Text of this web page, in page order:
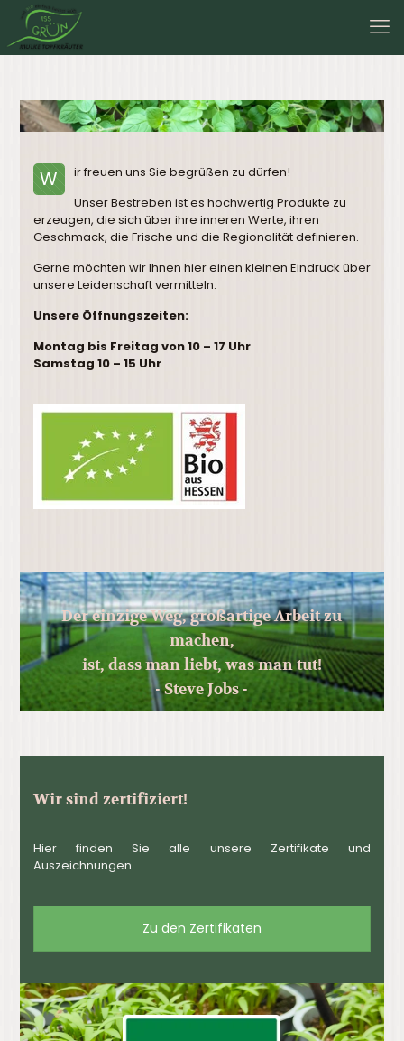
W
ir freuen uns Sie begrüßen zu dürfen!
Unser Bestreben ist es hochwertig Produkte zu
erzeugen, die sich über ihre inneren Werte, ihren
Geschmack, die Frische und die Regionalität definieren.
Gerne möchten wir Ihnen hier einen kleinen Eindruck über
unsere Leidenschaft vermitteln.
Unsere Öffnungszeiten:
Montag bis Freitag von 10 – 17 Uhr
Samstag 10 – 15 Uhr
Der einzige Weg, großartige Arbeit zu
machen,
ist, dass man liebt, was man tut!
- Steve Jobs -
Wir sind zertifiziert!
Hier finden Sie alle unsere Zertifikate und
Auszeichnungen
Zu den Zertifikaten